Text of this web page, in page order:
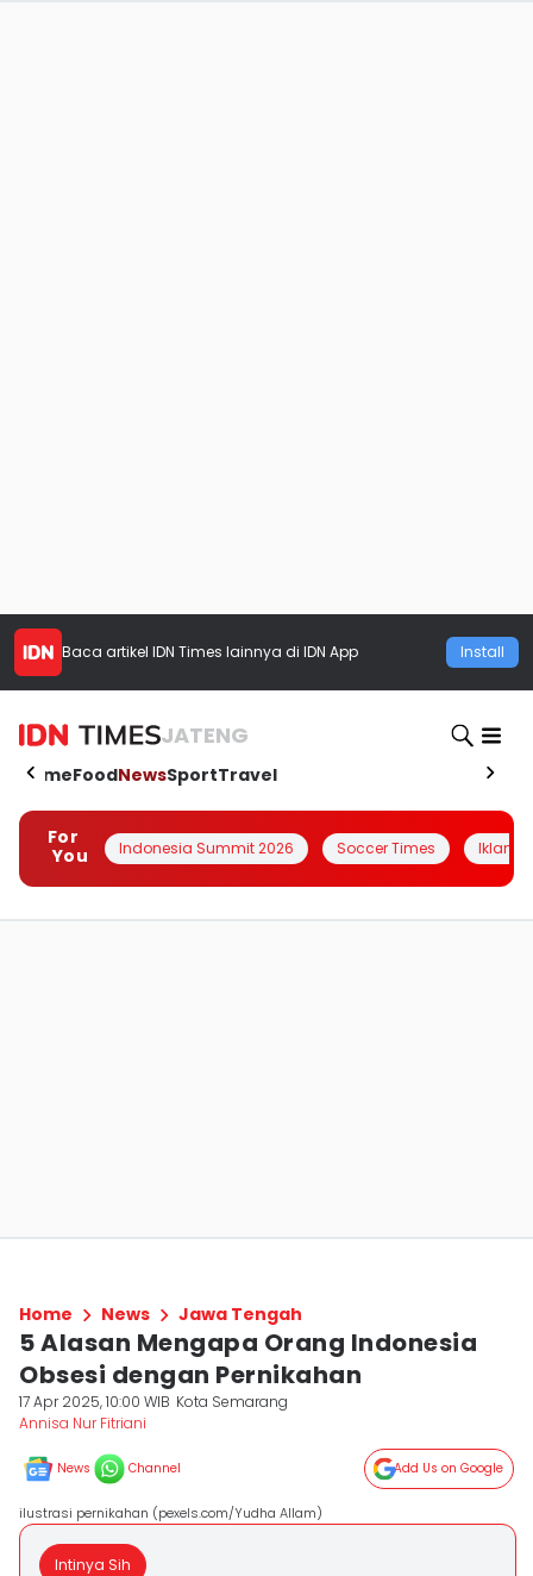
Baca artikel IDN Times lainnya di IDN App Install
JATENG
HomeFoodNewsSportTravel
For
You
Indonesia Summit 2026 Soccer Times Iklanin
Home News Jawa Tengah
5 Alasan Mengapa Orang Indonesia
Obsesi dengan Pernikahan
17 Apr 2025, 10:00 WIB Kota Semarang
Annisa Nur Fitriani
News Channel Add Us on Google
ilustrasi pernikahan (pexels.com/Yudha Allam)
Intinya Sih